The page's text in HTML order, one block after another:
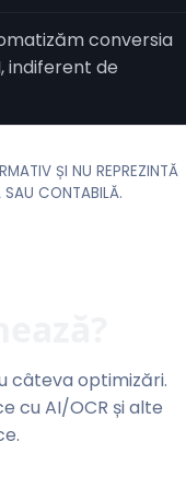
conversia
indiferent de
ȘI NU REPREZINTĂ
CONTABILĂ.
câteva optimizări.
cu AI/OCR și alte